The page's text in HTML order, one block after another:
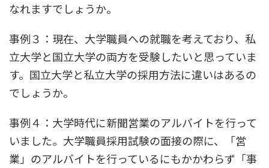
なれますでしょうか。
事例３：現在、大学職員への就職を考えており、私
立大学と国立大学の両方を受験したいと思っていま
す。国立大学と私立大学の採用方法に違いはあるの
でしょうか。
事例４：大学時代に新聞営業のアルバイトを行って
いました。大学職員採用試験の面接の際に、「営
業」のアルバイトを行っているにもかかわらず「事